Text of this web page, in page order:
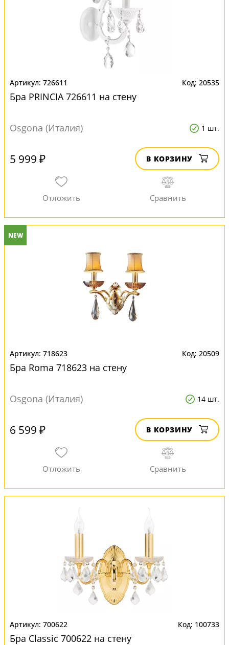
726611 20535
Бра PRINCIA 726611 на стену
Osgona (Италия) 1 шт.
5 999 ₽ В КОРЗИНУ
NEW
718623 20509
Бра Roma 718623 на стену
Osgona (Италия) 14 шт.
6 599 ₽ В КОРЗИНУ
700622 100733
Бра Classic 700622 на стену